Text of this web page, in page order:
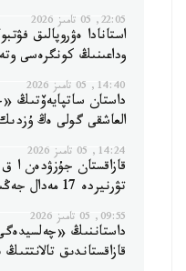
22:05, 05 تامىز 2026
استانادا ەۋروپالىق
وداعىنىڭ كونگرەسى
14:40, 05 تامىز 2026
داستان ساتپايەۆتىڭ
العاشقى گولى ەڭ
14:24, 05 تامىز 2026
قازاقستان جۇزۋدەن ا
تۋرنيردە 17 مەدال جەڭىپ الدى
09:55, 05 تامىز 2026
داستاننىڭ
قازاقستاندىق